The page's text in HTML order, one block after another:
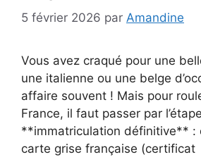
5 février 2026 par Amandine
Vous avez craqué pour une
une italienne ou une belge
affaire souvent ! Mais pour
France, il faut passer par l’étape
**immatriculation définitive** :
carte grise française (certificat